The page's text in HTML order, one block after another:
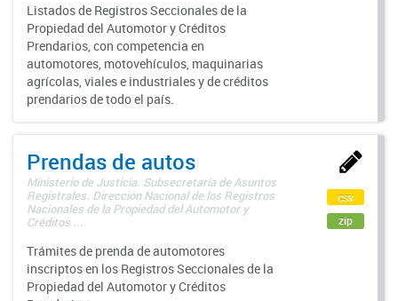
Listados de Registros Seccionales de la
Propiedad del Automotor y Créditos
Prendarios, con competencia en
automotores, motovehículos, maquinarias
agrícolas, viales e industriales y de créditos
prendarios de todo el país.
Prendas de autos
Ministerio de Justicia. Subsecretaría de Asuntos
Registrales. Dirección Nacional de los Registros
Nacionales de la Propiedad del Automotor y
Créditos ...
Trámites de prenda de automotores
inscriptos en los Registros Seccionales de la
Propiedad del Automotor y Créditos
csv
zip